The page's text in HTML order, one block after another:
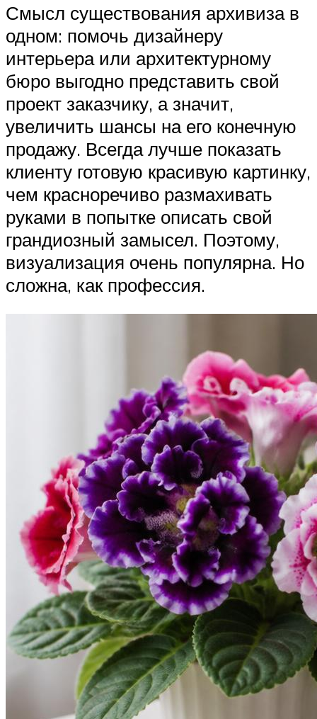
Смысл существования архивиза в
одном: помочь дизайнеру
интерьера или архитектурному
бюро выгодно представить свой
проект заказчику, а значит,
увеличить шансы на его конечную
продажу. Всегда лучше показать
клиенту готовую красивую картинку,
чем красноречиво размахивать
руками в попытке описать свой
грандиозный замысел. Поэтому,
визуализация очень популярна. Но
сложна, как профессия.